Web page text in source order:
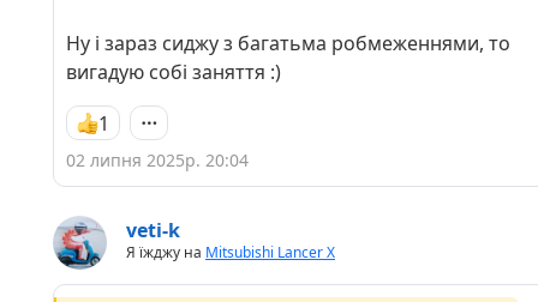
Ну і зараз сиджу з багатьма робмеженнями, то
вигадую собі заняття :)
1
02 липня 2025р. 20:04
veti-k
Я їжджу на Mitsubishi Lancer X